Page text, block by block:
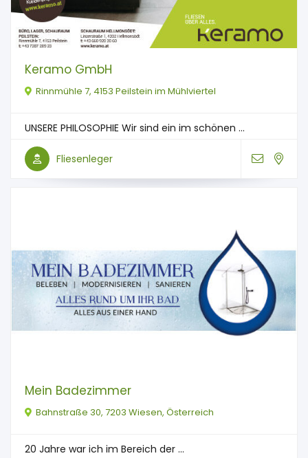
Keramo GmbH
Rinnmühle 7, 4153 Peilstein im Mühlviertel
UNSERE PHILOSOPHIE Wir sind ein im schönen ...
Fliesenleger
Mein Badezimmer
Bahnstraße 30, 7203 Wiesen, Österreich
20 Jahre war ich im Bereich der ...